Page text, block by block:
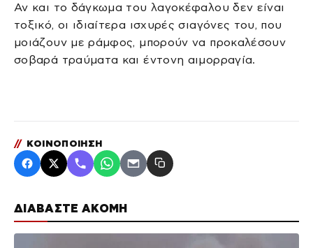
ΔΙΑΒΑΣΤΕ ΑΚΟΜΗ
Αν και το δάγκωμα του λαγοκέφαλου δεν είναι
τοξικό, οι ιδιαίτερα ισχυρές σιαγόνες του, που
μοιάζουν με ράμφος, μπορούν να προκαλέσουν
σοβαρά τραύματα και έντονη αιμορραγία.
// ΚΟΙΝΟΠΟΙΗΣΗ